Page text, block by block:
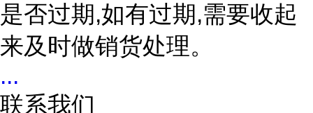
是否过期,如有过期,需要收起
来及时做销货处理。
...
联系我们